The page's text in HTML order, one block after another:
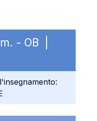
- OB |